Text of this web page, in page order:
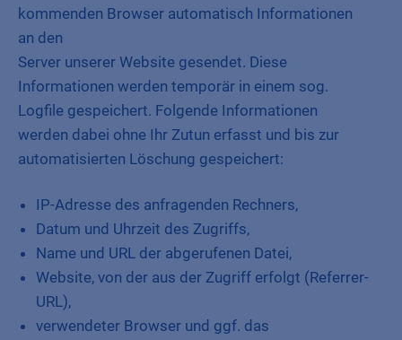
kommenden Browser automatisch Informationen
an den
Server unserer Website gesendet. Diese
Informationen werden temporär in einem sog.
Logfile gespeichert. Folgende Informationen
werden dabei ohne Ihr Zutun erfasst und bis zur
automatisierten Löschung gespeichert:
IP-Adresse des anfragenden Rechners,
Datum und Uhrzeit des Zugriffs,
Name und URL der abgerufenen Datei,
Website, von der aus der Zugriff erfolgt (Referrer-
URL),
verwendeter Browser und ggf. das